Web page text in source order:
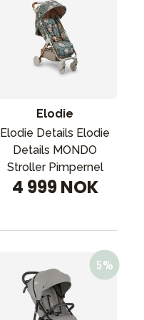
Elodie
Elodie Details Elodie
Details MONDO
Stroller Pimpernel
4 999 NOK